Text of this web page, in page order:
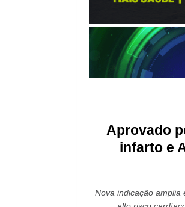
Aprovado
infarto e
Nova indicação amplia